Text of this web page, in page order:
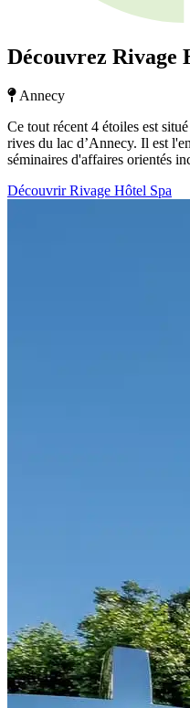
Découvrez Rivage
Annecy
Ce tout récent 4 étoiles est
rives du lac d’Annecy. Il est
séminaires d'affaires orientés
Découvrir Rivage Hôtel Spa